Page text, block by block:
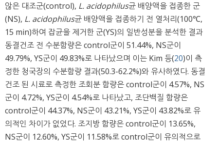
않은 대조군(control), L. acidophilus균 배양액을 접종한 군
(NS), L. acidophilus균 배양액을 접종하기 전 열처리(100℃,
15 min)하여 잡균을 제거한 군(YS)의 일반성분을 분석한 결과
동결건조 전 수분함량은 control군이 51.44%, NS군이
49.79%, YS군이 49.83%로 나타났으며 이는 Kim 등(20)이 측
정한 청국장의 수분함량 결과(50.3-62.2%)와 유사하였다. 동결
건조 된 시료로 측정한 조회분 함량은 control군이 4.57%, NS
군이 4.72%, YS군이 4.54%로 나타났고, 조단백질 함량은
control군이 44.37%, NS군이 43.21%, YS군이 43.82%로 유
의적인 차이가 없었다. 조지방 함량은 control군이 13.65%,
NS군이 12.60%, YS군이 11.58%로 control군이 유의적으로